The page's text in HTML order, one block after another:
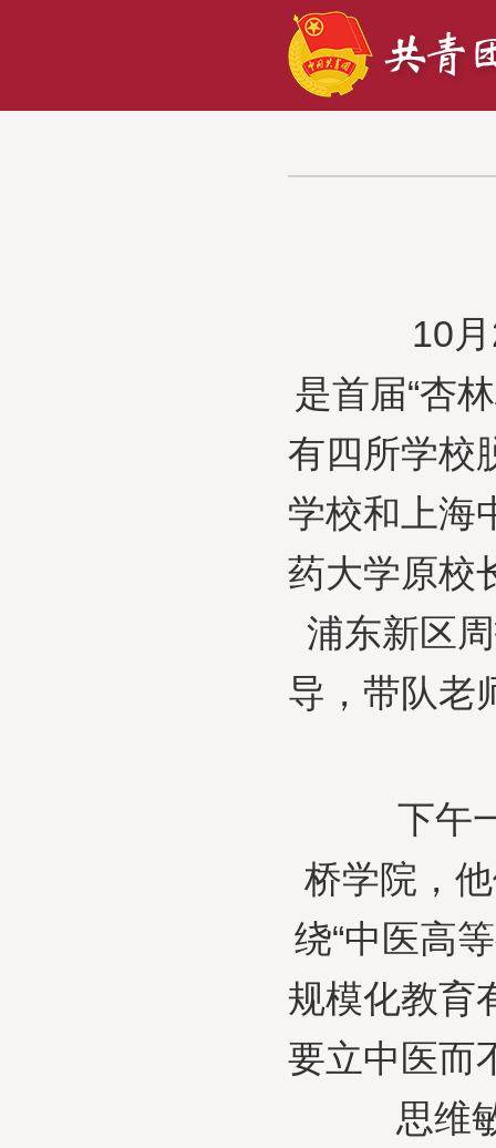
10月25
是首届“杏
有四所学校
学校和上海
药大学原校
浦东新区
导，带队老
下午一
桥学院，
绕“中医高
规模化教育
要立中医而
思维